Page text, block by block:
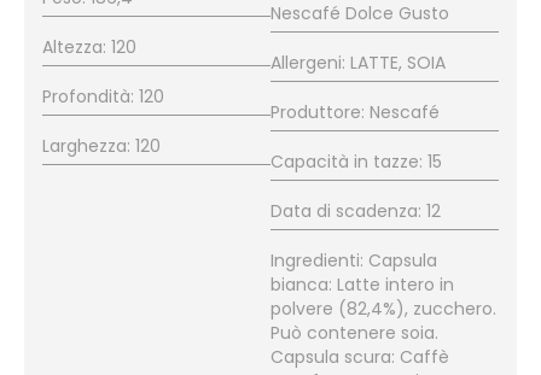
Altezza: 120
Profondità: 120
Larghezza: 120
Nescafé Dolce Gusto
Allergeni: LATTE, SOIA
Produttore: Nescafé
Capacità in tazze: 15
Data di scadenza: 12
Ingredienti: Capsula
bianca: Latte intero in
polvere (82,4%), zucchero.
Può contenere soia.
Capsula scura: Caffè